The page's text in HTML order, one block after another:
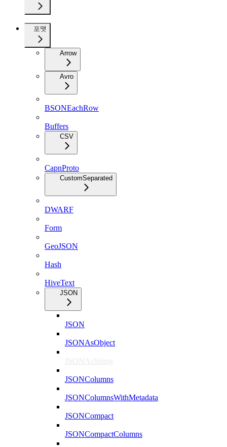
포맷
Arrow
Avro
BSONEachRow
Buffers
CSV
CapnProto
CustomSeparated
DWARF
Form
GeoJSON
Hash
HiveText
JSON
JSON
JSONAsObject
JSONAsString
JSONColumns
JSONColumnsWithMetadata
JSONCompact
JSONCompactColumns